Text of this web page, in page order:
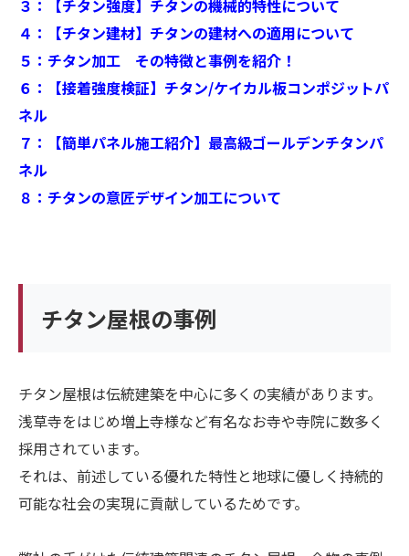
３：【チタン強度】チタンの機械的特性について
４：【チタン建材】チタンの建材への適用について
５：チタン加工 その特徴と事例を紹介！
６：【接着強度検証】チタン/ケイカル板コンポジットパ
ネル
７：【簡単パネル施工紹介】最高級ゴールデンチタンパ
ネル
８：チタンの意匠デザイン加工について
チタン屋根の事例
チタン屋根は伝統建築を中心に多くの実績があります。
浅草寺をはじめ増上寺様など有名なお寺や寺院に数多く
採用されています。
それは、前述している優れた特性と地球に優しく持続的
可能な社会の実現に貢献しているためです。